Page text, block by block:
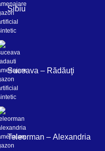
Sibiu
Suceava – Rădăuţi
Teleorman – Alexandria